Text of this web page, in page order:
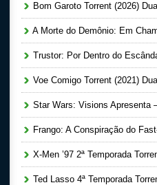
Bom Garoto Torrent (2026)
A Morte do Demônio: Em Chamas
Trustor: Por Dentro do Escândalo Financeiro
Voe Comigo Torrent (2021)
Star Wars: Visions Apresenta — A Nona Jedi 1ª
Frango: A Conspiração do Fast-Food
X-Men ’97 2ª Temporada Torrent
Ted Lasso 4ª Temporada Torrent